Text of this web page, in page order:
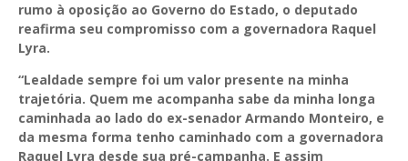
rumo à oposição ao Governo do Estado, o deputado
reafirma seu compromisso com a governadora Raquel
Lyra.
“Lealdade sempre foi um valor presente na minha
trajetória. Quem me acompanha sabe da minha longa
caminhada ao lado do ex-senador Armando Monteiro, e
da mesma forma tenho caminhado com a governadora
Raquel Lyra desde sua pré-campanha. E assim